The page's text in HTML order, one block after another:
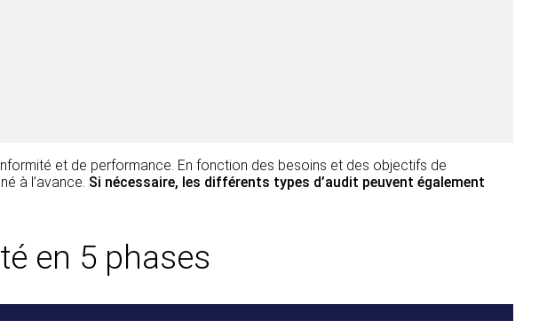
et de performance. En fonction des besoins et des objectifs de
à l’avance. Si nécessaire, les différents types d’audit peuvent également
en 5 phases